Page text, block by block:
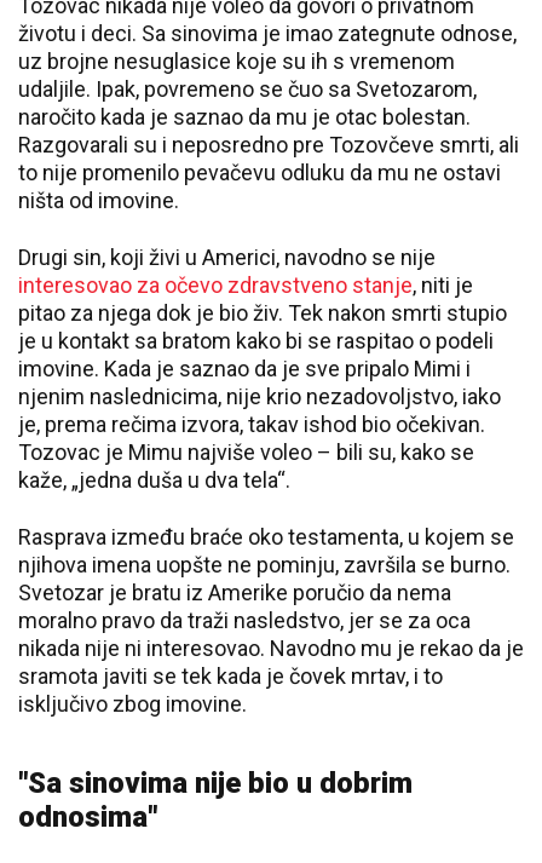
Tozovac nikada nije voleo da govori o privatnom
životu i deci. Sa sinovima je imao zategnute odnose,
uz brojne nesuglasice koje su ih s vremenom
udaljile. Ipak, povremeno se čuo sa Svetozarom,
naročito kada je saznao da mu je otac bolestan.
Razgovarali su i neposredno pre Tozovčeve smrti, ali
to nije promenilo pevačevu odluku da mu ne ostavi
ništa od imovine.
Drugi sin, koji živi u Americi, navodno se nije
interesovao za očevo zdravstveno stanje, niti je
pitao za njega dok je bio živ. Tek nakon smrti stupio
je u kontakt sa bratom kako bi se raspitao o podeli
imovine. Kada je saznao da je sve pripalo Mimi i
njenim naslednicima, nije krio nezadovoljstvo, iako
je, prema rečima izvora, takav ishod bio očekivan.
Tozovac je Mimu najviše voleo – bili su, kako se
kaže, „jedna duša u dva tela“.
Rasprava između braće oko testamenta, u kojem se
njihova imena uopšte ne pominju, završila se burno.
Svetozar je bratu iz Amerike poručio da nema
moralno pravo da traži nasledstvo, jer se za oca
nikada nije ni interesovao. Navodno mu je rekao da je
sramota javiti se tek kada je čovek mrtav, i to
isključivo zbog imovine.
"Sa sinovima nije bio u dobrim
odnosima"